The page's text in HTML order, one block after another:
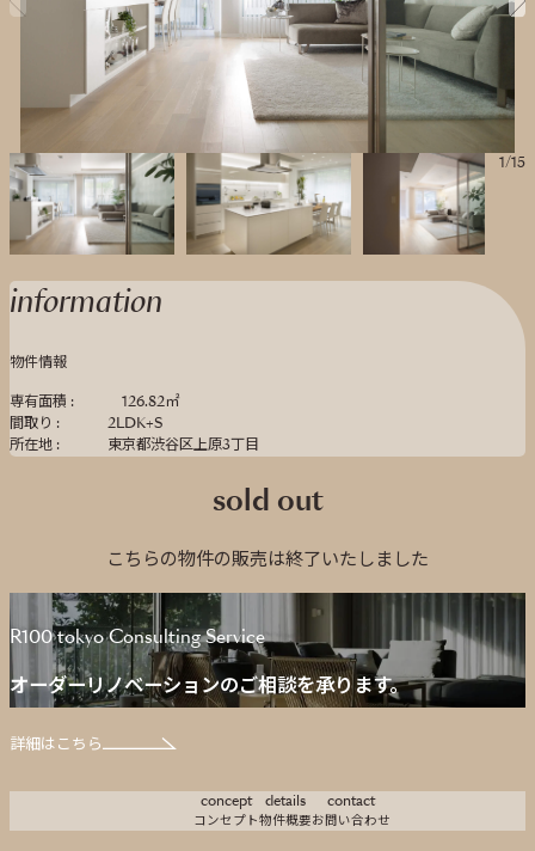
1/15
information
物件情報
専有面積 :
126.82㎡
間取り :
2LDK+S
所在地 :
東京都渋谷区上原3丁目
sold out
こちらの物件の販売は終了いたしました
R100 tokyo Consulting Service
オーダーリノベーションのご相談を承ります。
詳細はこちら
concept
コンセプト
details
物件概要
contact
お問い合わせ